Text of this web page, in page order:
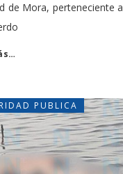
de Mora, perteneciente
PUBLICA